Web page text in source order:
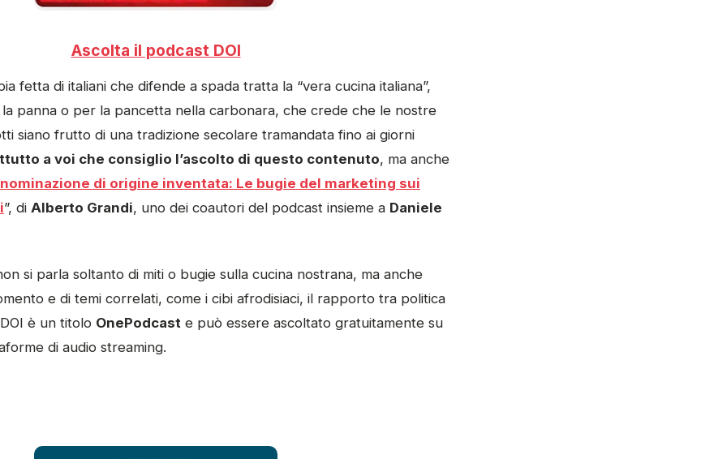
Ascolta il podcast DOI
fetta di italiani che difende a spada tratta la “vera cucina italiana”,
panna o per la pancetta nella carbonara, che crede che le nostre
siano frutto di una tradizione secolare tramandata fino ai giorni
a voi che consiglio l’ascolto di questo contenuto, ma anche
di origine inventata: Le bugie del marketing sui
”, di Alberto Grandi, uno dei coautori del podcast insieme a Daniele
si parla soltanto di miti o bugie sulla cucina nostrana, ma anche
e di temi correlati, come i cibi afrodisiaci, il rapporto tra politica
è un titolo OnePodcast e può essere ascoltato gratuitamente su
di audio streaming.